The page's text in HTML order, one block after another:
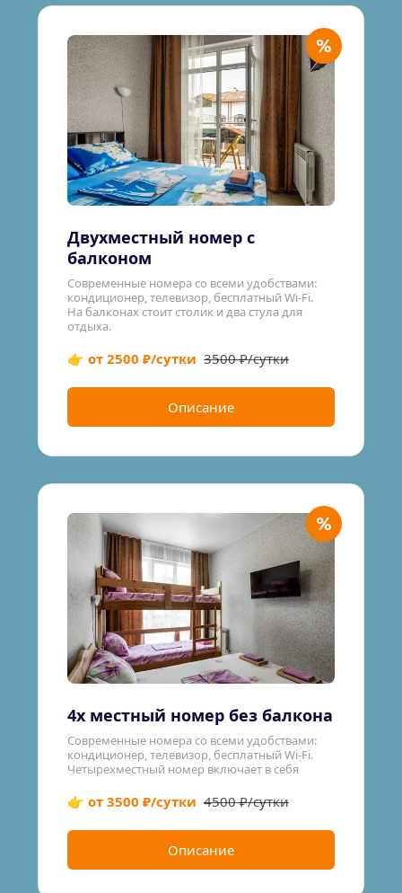
Двухместный номер с
балконом
Современные номера со всеми удобствами:
кондиционер, телевизор, бесплатный Wi-Fi.
На балконах стоит столик и два стула для
отдыха.
👉 от 2500 ₽/сутки 3500 ₽/сутки
Описание
4х местный номер без балкона
Современные номера со всеми удобствами:
кондиционер, телевизор, бесплатный Wi-Fi.
Четырехместный номер включает в себя
👉 от 3500 ₽/сутки 4500 ₽/сутки
Описание